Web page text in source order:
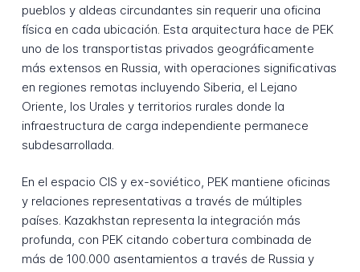
pueblos y aldeas circundantes sin requerir una oficina
física en cada ubicación. Esta arquitectura hace de PEK
uno de los transportistas privados geográficamente
más extensos en Russia, with operaciones significativas
en regiones remotas incluyendo Siberia, el Lejano
Oriente, los Urales y territorios rurales donde la
infraestructura de carga independiente permanece
subdesarrollada.
En el espacio CIS y ex-soviético, PEK mantiene oficinas
y relaciones representativas a través de múltiples
países. Kazakhstan representa la integración más
profunda, con PEK citando cobertura combinada de
más de 100.000 asentamientos a través de Russia y